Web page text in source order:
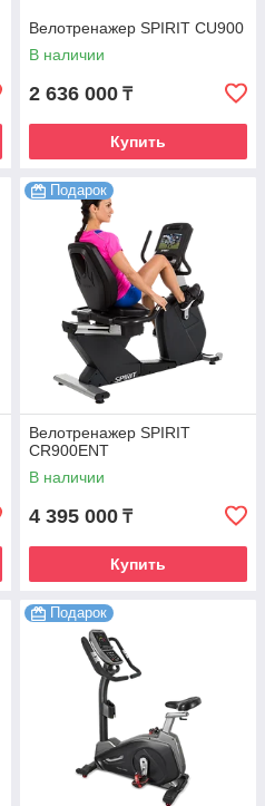
Велотренажер SPIRIT CU900
В наличии
2 636 000 ₸
Купить
Подарок
Велотренажер SPIRIT
CR900ENT
В наличии
4 395 000 ₸
Купить
Подарок